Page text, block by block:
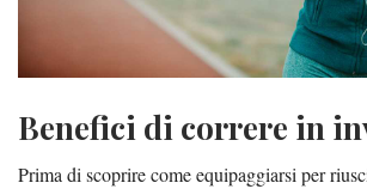
Benefici di correre in
Prima di scoprire come equipaggiarsi per